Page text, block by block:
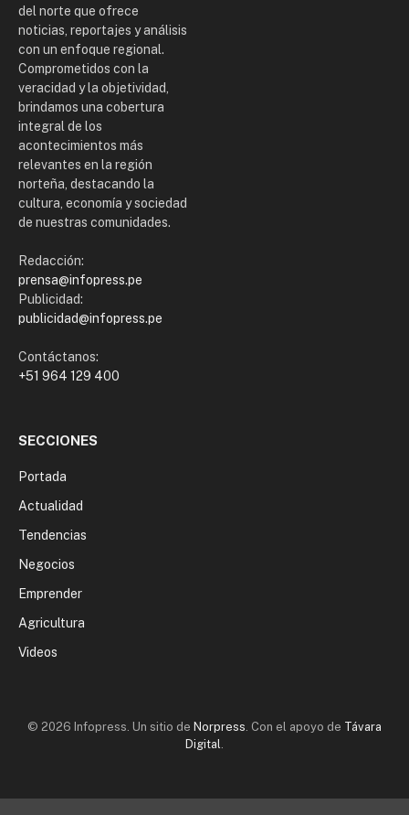
del norte que ofrece
noticias, reportajes y análisis
con un enfoque regional.
Comprometidos con la
veracidad y la objetividad,
brindamos una cobertura
integral de los
acontecimientos más
relevantes en la región
norteña, destacando la
cultura, economía y sociedad
de nuestras comunidades.
Redacción:
prensa@infopress.pe
Publicidad:
publicidad@infopress.pe
Contáctanos:
+51 964 129 400
SECCIONES
Portada
Actualidad
Tendencias
Negocios
Emprender
Agricultura
Videos
© 2026 Infopress. Un sitio de Norpress . Con el apoyo de Távara
Digital